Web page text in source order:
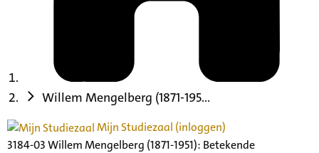
Willem Mengelberg (1871-195...
Mijn Studiezaal (inloggen)
3184-03 Willem Mengelberg (1871-1951): Betekende